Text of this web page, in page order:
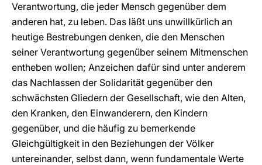
Verantwortung, die jeder Mensch gegenüber dem
anderen hat, zu leben. Das läßt uns unwillkürlich an
heutige Bestrebungen denken, die den Menschen
seiner Verantwortung gegenüber seinem Mitmenschen
entheben wollen; Anzeichen dafür sind unter anderem
das Nachlassen der Solidarität gegenüber den
schwächsten Gliedern der Gesellschaft, wie den Alten,
den Kranken, den Einwanderern, den Kindern
gegenüber, und die häufig zu bemerkende
Gleichgültigkeit in den Beziehungen der Völker
untereinander, selbst dann, wenn fundamentale Werte